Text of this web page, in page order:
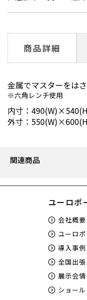
商品詳細
金属でマスターをは
六角レンチ使用
内寸：
外寸：
関連商品
ユーロポ
会社概要
ユーロ
導入事例
全国出
展示会
ショー